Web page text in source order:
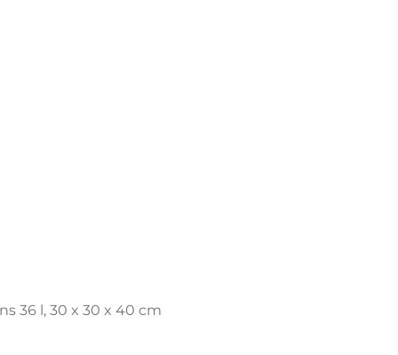
36 l, 30 x 30 x 40 cm